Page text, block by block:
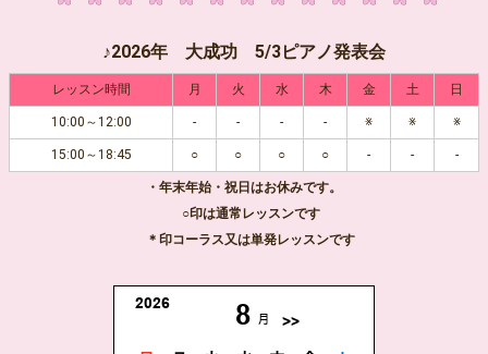
♪2026年 大成功 5/3ピアノ発表会
レッスン時間 月 火 水 木 金 土 日
10:00～12:00 - - - - ※ ※ ※
15:00～18:45 ○ ○ ○ ○ - - -
・年末年始・祝日はお休みです。
○印は通常レッスンです
＊印コーラス又は単発レッスンです